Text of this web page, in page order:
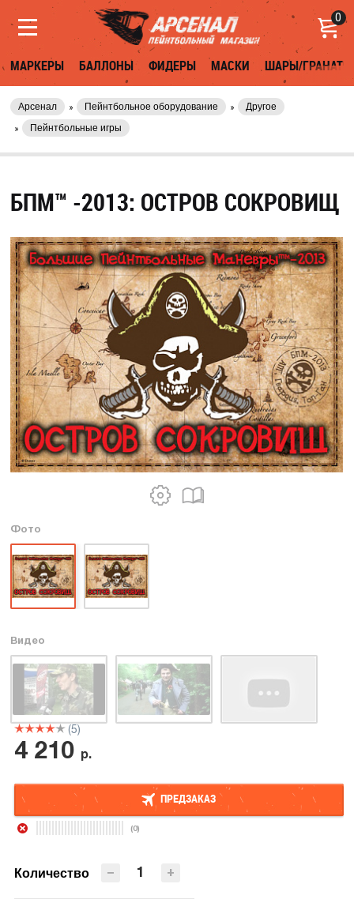
0
МАРКЕРЫ БАЛЛОНЫ ФИДЕРЫ МАСКИ ШАРЫ/ГРАНАТЫ
Арсенал Пейнтбольное оборудование
Другое
Пейнтбольные игры
БПМ™ -2013: ОСТРОВ СОКРОВИЩ
Фото
Видео
(5)
4 210 р.
ПРЕДЗАКАЗ
(0)
Количество +
−